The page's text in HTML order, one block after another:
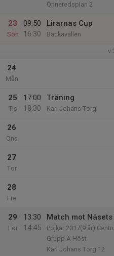
Önneredsplan 2
23
Sön
09:50
16:30
Lirarnas Cup
Backavallen
24
Mån
25
Tis
17:00
18:30
Träning
Karl Johans Torg
26
Ons
27
Tor
28
Fre
29
Lör
13:30
14:45
Match mot Näsets
Pojkar 2017(9 år)
Grupp A Höst
Karl Johans Torg 12